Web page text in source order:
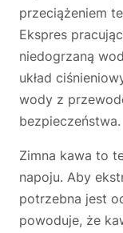
przeciążeniem
Ekspres
niedogrzaną
układ
wody z
bezpieczeństwa.
Zimna kawa to
napoju. Aby
potrzebna jest
powoduje, że